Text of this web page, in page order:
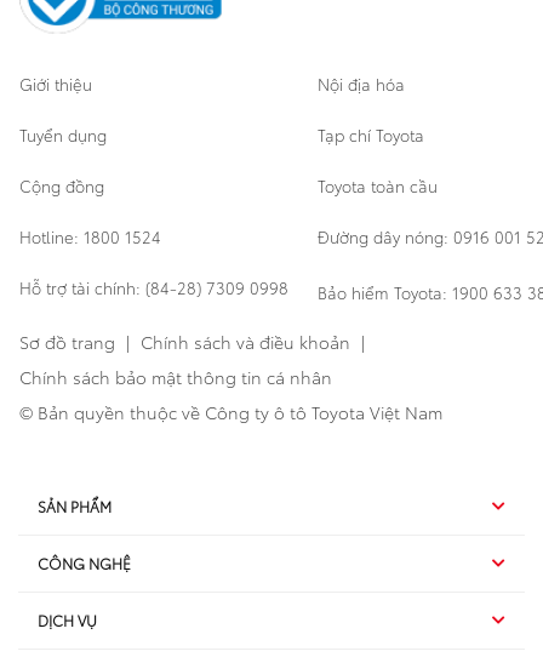
Giới thiệu Nội địa hóa
Tuyển dụng Tạp chí Toyota
Cộng đồng Toyota toàn cầu
Hotline: 1800 1524 Đường dây nóng: 0916 001
Hỗ trợ tài chính: (84-28) 7309 0998 Bảo hiểm Toyota: 1900 633
Sơ đồ trang | Chính sách và điều khoản |
Chính sách bảo mật thông tin cá nhân
© Bản quyền thuộc về Công ty ô tô Toyota Việt Nam
SẢN PHẨM
Hybrid EV
SUV
CÔNG NGHỆ
Hybrid
DỊCH VỤ